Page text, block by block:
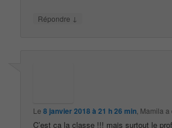
Répondre ↓
Le8 janvier 2018 à 21 h 26 min Mamila a
C’est ça la classe !!! mais surtout le